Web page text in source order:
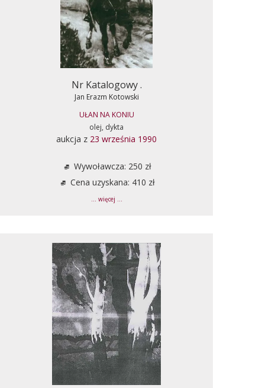
Nr Katalogowy .
Jan Erazm Kotowski
UŁAN NA KONIU
olej, dykta
aukcja z 23 września 1990
Wywoławcza: 250 zł
Cena uzyskana: 410 zł
... więcej ...